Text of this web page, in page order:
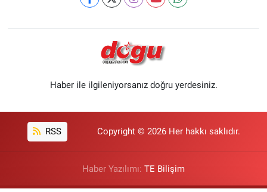
Haber ile ilgileniyorsanız doğru yerdesiniz.
RSS Copyright © 2026 Her hakkı saklıdır.
Haber Yazılımı: TE Bilişim